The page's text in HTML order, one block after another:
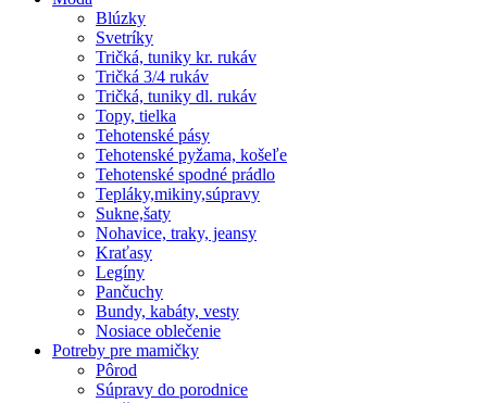
Blúzky
Svetríky
Tričká, tuniky kr. rukáv
Tričká 3/4 rukáv
Tričká, tuniky dl. rukáv
Topy, tielka
Tehotenské pásy
Tehotenské pyžama, košeľe
Tehotenské spodné prádlo
Tepláky,mikiny,súpravy
Sukne,šaty
Nohavice, traky, jeansy
Kraťasy
Legíny
Pančuchy
Bundy, kabáty, vesty
Nosiace oblečenie
Potreby pre mamičky
Pôrod
Súpravy do porodnice